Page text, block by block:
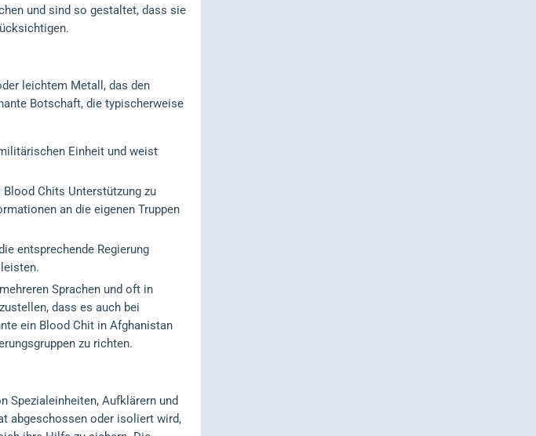
und sind so gestaltet, dass sie
leichtem Metall, das den
Botschaft, die typischerweise
Einheit und weist
Blood Chits Unterstützung zu
an die eigenen Truppen
entsprechende Regierung
Sprachen und oft in
dass es auch bei
ein Blood Chit in Afghanistan
zu richten.
Spezialeinheiten, Aufklärern und
abgeschossen oder isoliert wird,